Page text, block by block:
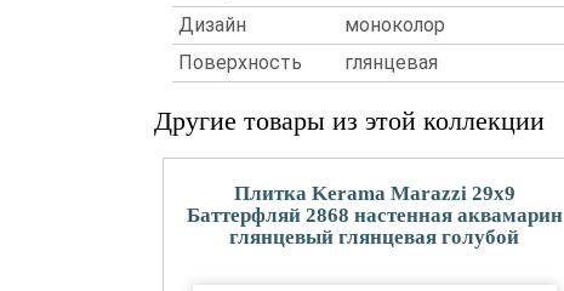
Дизайн
моноколор
Поверхность
глянцевая
Другие товары из этой коллекции
Плитка Kerama Marazzi 29x9
Баттерфляй 2868 настенная аквамарин
глянцевый глянцевая голубой